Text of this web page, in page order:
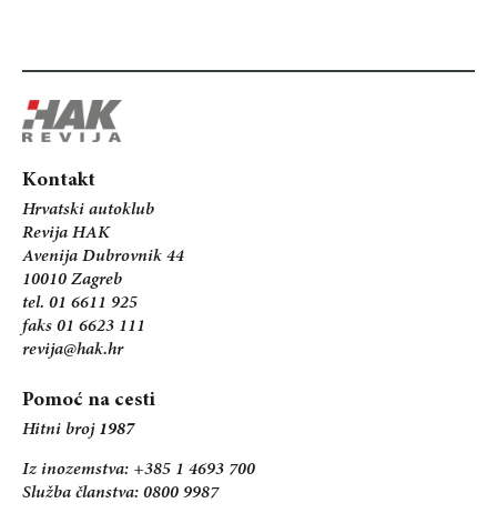
Kontakt
Hrvatski autoklub
Revija HAK
Avenija Dubrovnik 44
10010 Zagreb
tel. 01 6611 925
faks 01 6623 111
revija@hak.hr
Pomoć na cesti
Hitni broj 1987
Iz inozemstva: +385 1 4693 700
Služba članstva: 0800 9987